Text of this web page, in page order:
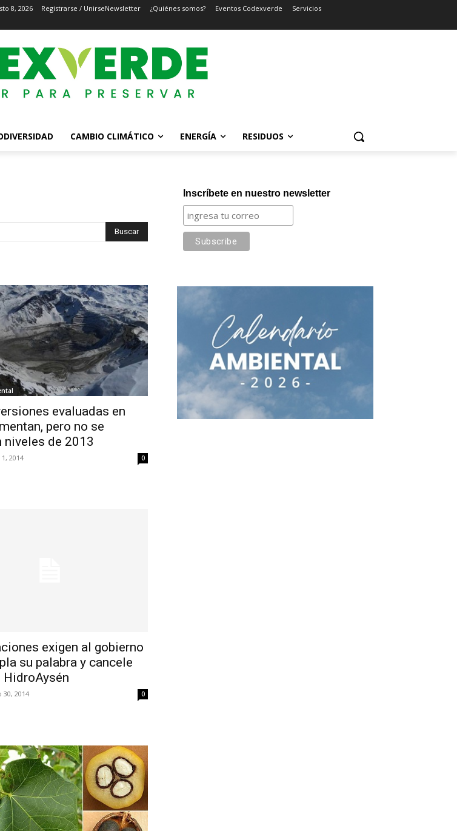
8, 2026 Registrarse / UnirseNewsletter ¿Quiénes somos? Eventos Codexverde Servicios
CAMBIO CLIMÁTICO ENERGÍA RESIDUOS
evaluadas en
pero no se
niveles de 2013
2014 0
exigen al gobierno
su palabra y cancele
HidroAysén
30, 2014 0
Inscríbete en nuestro newsletter